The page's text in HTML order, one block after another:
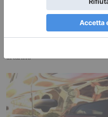
Nuovi orari Nidi comunali:
Dalla Regione 1,5 milioni di euro
di tariffa